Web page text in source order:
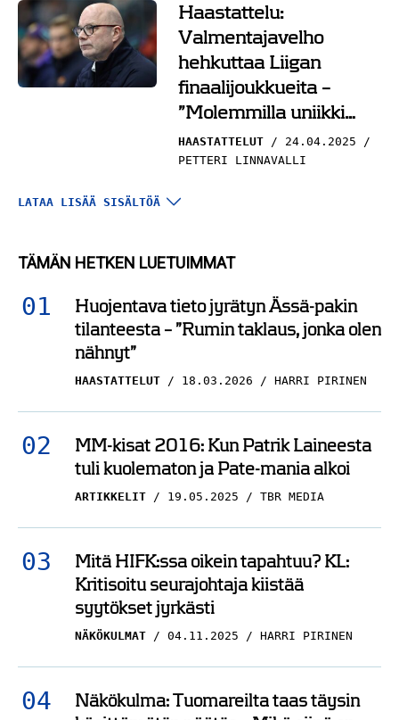
Haastattelu:
Valmentajavelho
hehkuttaa Liigan
finaalijoukkueita –
”Molemmilla uniikki
tarina”
HAASTATTELUT
24.04.2025
PETTERI LINNAVALLI
Haastattelu: Risto
joukkuetta rakennettu
nousta”
HAASTATTELUT
22.04.2025
Haastattelu: Jääkiekon
ilosanomaa levitettiin
pohjoiseen – ”Sadan
metrin jono”
HAASTATTELUT
21.04.2025
Näkökulma: Dallas vs
Colorado – Vastustaja,
jota Colorado ei
halunnut
NÄKÖKULMAT
20.04.2025
LATAA LISÄÄ SISÄLTÖÄ
TÄMÄN HETKEN LUETUIMMAT
Huojentava tieto jyrätyn Ässä-pakin
tilanteesta – ”Rumin taklaus, jonka olen
nähnyt”
HAASTATTELUT 18.03.2026 HARRI PIRINEN
MM-kisat 2016: Kun Patrik Laineesta
tuli kuolematon ja Pate-mania alkoi
ARTIKKELIT 19.05.2025 TBR MEDIA
Mitä HIFK:ssa oikein tapahtuu? KL:
Kritisoitu seurajohtaja kiistää
syytökset jyrkästi
NÄKÖKULMAT 04.11.2025 HARRI PIRINEN
Näkökulma: Tuomareilta taas täysin